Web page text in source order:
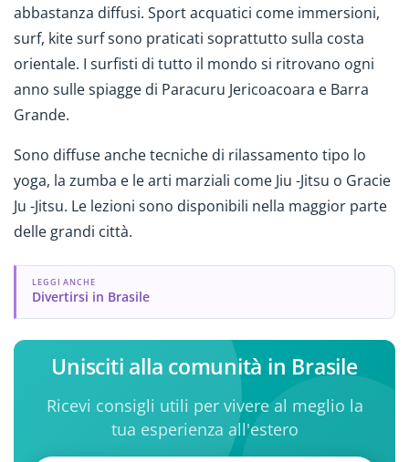
abbastanza diffusi. Sport acquatici come immersioni,
surf, kite surf sono praticati soprattutto sulla costa
orientale. I surfisti di tutto il mondo si ritrovano ogni
anno sulle spiagge di Paracuru Jericoacoara e Barra
Grande.
Sono diffuse anche tecniche di rilassamento tipo lo
yoga, la zumba e le arti marziali come Jiu -Jitsu o Gracie
Ju -Jitsu. Le lezioni sono disponibili nella maggior parte
delle grandi città.
LEGGI ANCHE
Divertirsi in Brasile
Unisciti alla comunità in Brasile
Ricevi consigli utili per vivere al meglio la
tua esperienza all'estero